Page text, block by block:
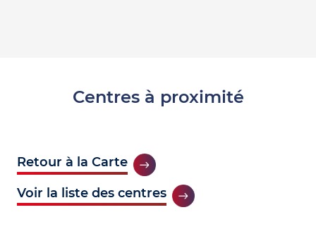
Centres à proximité
Retour à la Carte
Voir la liste des centres